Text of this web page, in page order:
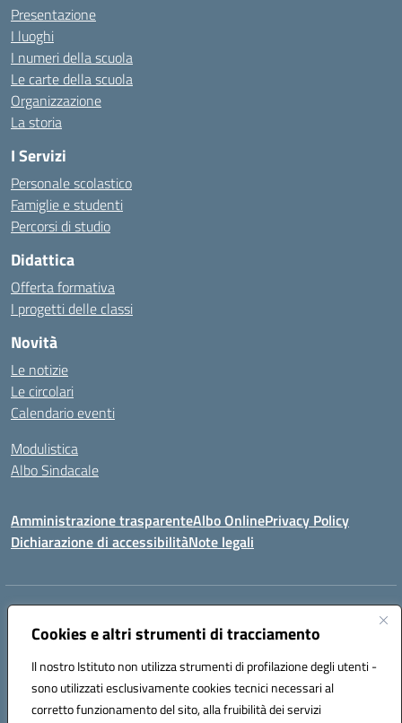
Cookies e altri strumenti di tracciamento
Il nostro Istituto non utilizza strumenti di profilazione degli utenti -
sono utilizzati esclusivamente cookies tecnici necessari al
corretto funzionamento del sito, alla fruibilità dei servizi
Presentazione
I luoghi
I numeri della scuola
Le carte della scuola
Organizzazione
La storia
I Servizi
Personale scolastico
Famiglie e studenti
Percorsi di studio
Didattica
Offerta formativa
I progetti delle classi
Novità
Le notizie
Le circolari
Calendario eventi
Modulistica
Albo Sindacale
Amministrazione trasparenteAlbo OnlinePrivacy Policy
Dichiarazione di accessibilitàNote legali
Indirizzo:
Centralino:0994722507 Email:TAIC873006@istruzione.it
Codice fiscale: 90279480736
Codice meccanografico:
TAIC873006